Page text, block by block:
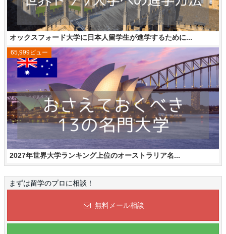
オックスフォード大学に日本人留学生が進学するために...
2027年世界大学ランキング上位のオーストラリア名...
65,999ビュー
まずは留学のプロに相談！
無料メール相談